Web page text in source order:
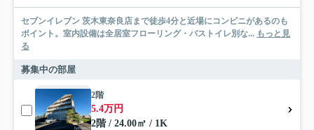
セブンイレブン 茨木東奈良店まで徒歩4分と近場にコンビニがあるのも
ポイント。室内設備は全居室フローリング・バストイレ別な... もっと見
る
募集中の部屋
2階
5.4万円
2階 / 24.00㎡ / 1K